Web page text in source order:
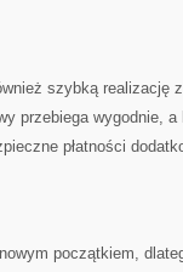
szybką realizację
przebiega wygodnie,
płatności
początkiem,